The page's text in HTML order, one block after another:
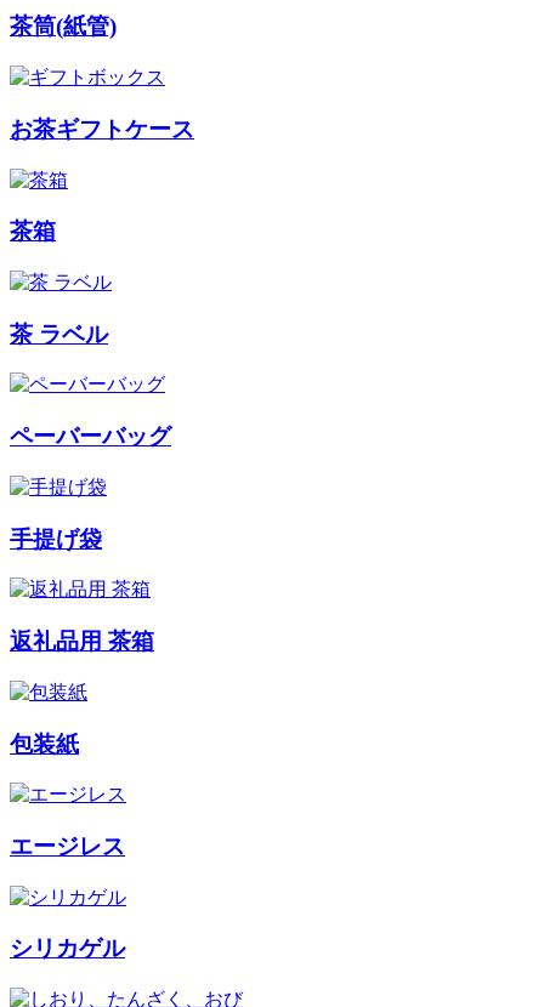
茶筒(紙管)
お茶ギフトケース
茶箱
茶 ラベル
ペーバーバッグ
手提げ袋
返礼品用 茶箱
包装紙
エージレス
シリカゲル